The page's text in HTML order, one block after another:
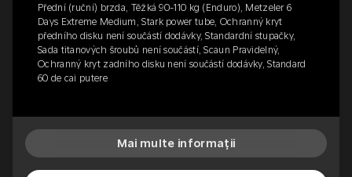
Přední (ruční) brzda, Těžká 90-110 kg (Enduro), Metzeler 6
Days Extreme Medium, Stark power tube, Ochranný kryt
předního disku není součástí dodávky, Standardní stupačky,
Sada titanových šroubů není součástí, Scaun Pravidelný,
Ochranný kryt zadního disku není součástí dodávky, Standard
60 de cai putere
Mai multe informații